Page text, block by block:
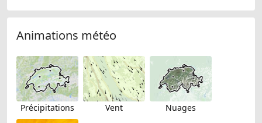
Animations météo
Précipitations Vent Nuages